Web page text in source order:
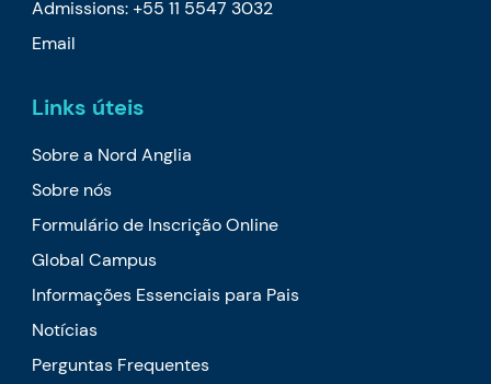
Admissions: +55 11 5547 3032
Email
Links úteis
Sobre a Nord Anglia
Sobre nós
Formulário de Inscrição Online
Global Campus
Informações Essenciais para Pais
Notícias
Perguntas Frequentes